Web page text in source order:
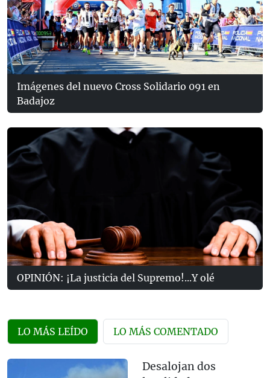
Imágenes del nuevo Cross Solidario 091 en
Badajoz
OPINIÓN: ¡La justicia del Supremo!...Y olé
LO MÁS LEÍDO LO MÁS COMENTADO
Desalojan dos